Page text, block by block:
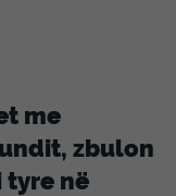
me
zbulon
tyre në